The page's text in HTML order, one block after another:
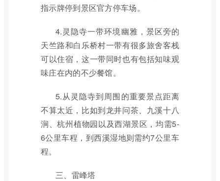
指示牌停到景区官方停车场。
4.灵隐寺一带环境幽雅，景区旁的
天竺路和白乐桥村一带有很多旅舍客栈
可以住宿，这一带同时也有包括知味观
味庄在内的不少餐馆。
5.从灵隐寺到周围的重要景点距离
不算太近，比如到龙井问茶、九溪十八
涧、杭州植物园以及西湖景区，均需5-
6公里车程，到西溪湿地则需约7公里车
程。
三、雷峰塔